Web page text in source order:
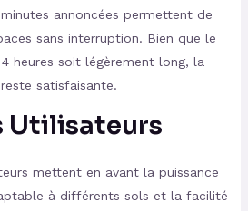
annoncées permettent de
sans interruption. Bien que le
heures soit légèrement long, la
satisfaisante.
Utilisateurs
mettent en avant la puissance
à différents sols et la facilité